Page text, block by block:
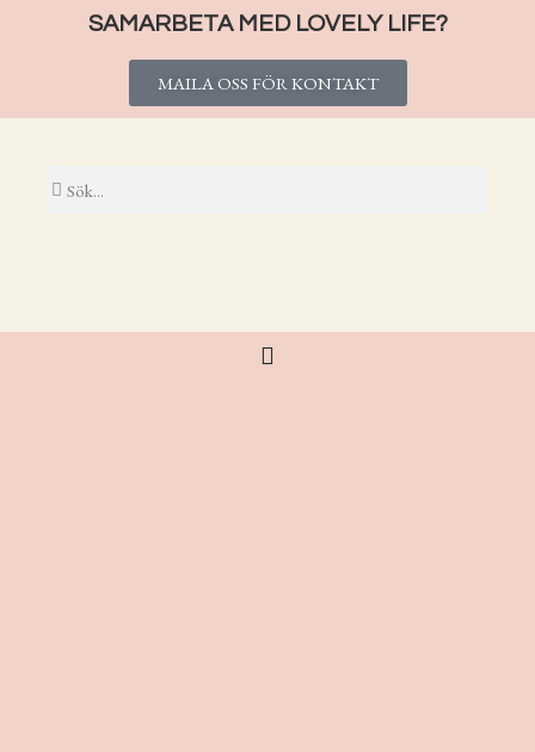
SAMARBETA MED LOVELY LIFE?
MAILA OSS FÖR KONTAKT